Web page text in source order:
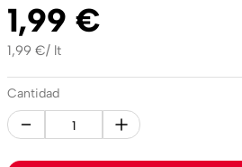
1,99 €
1,99 €/ lt
Cantidad